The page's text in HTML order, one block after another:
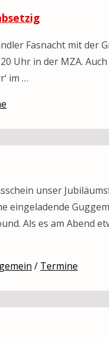
Fasnacht mit der
Uhr in der MZA.
im …
unser
eingeladende
Als es am Abend
/ Termine